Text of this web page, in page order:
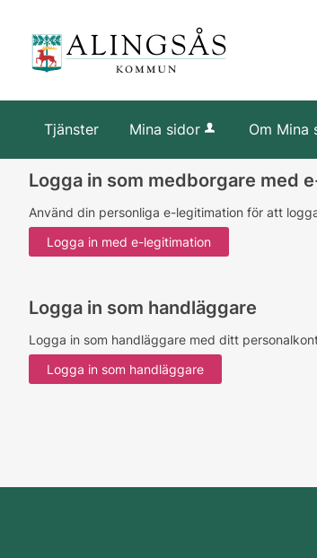
Tjänster Mina sidor Om Mina
Logga in som medborgare med
Använd din personliga e-legitimation för att
Logga in som handläggare
Logga in som handläggare med ditt